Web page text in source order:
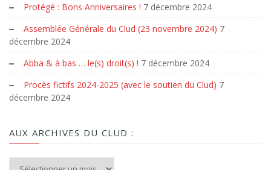
Protégé : Bons Anniversaires ! 7 décembre 2024
Assemblée Générale du Clud (23 novembre 2024) 7
décembre 2024
Abba & à bas … le(s) droit(s) ! 7 décembre 2024
Procès fictifs 2024-2025 (avec le soutien du Clud) 7
décembre 2024
AUX ARCHIVES DU CLUD :
Aux archives du Clud :